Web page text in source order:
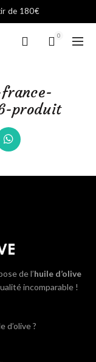
de 180€
0
produit
de l’huile d’olive
incomparable !
d’olive ?